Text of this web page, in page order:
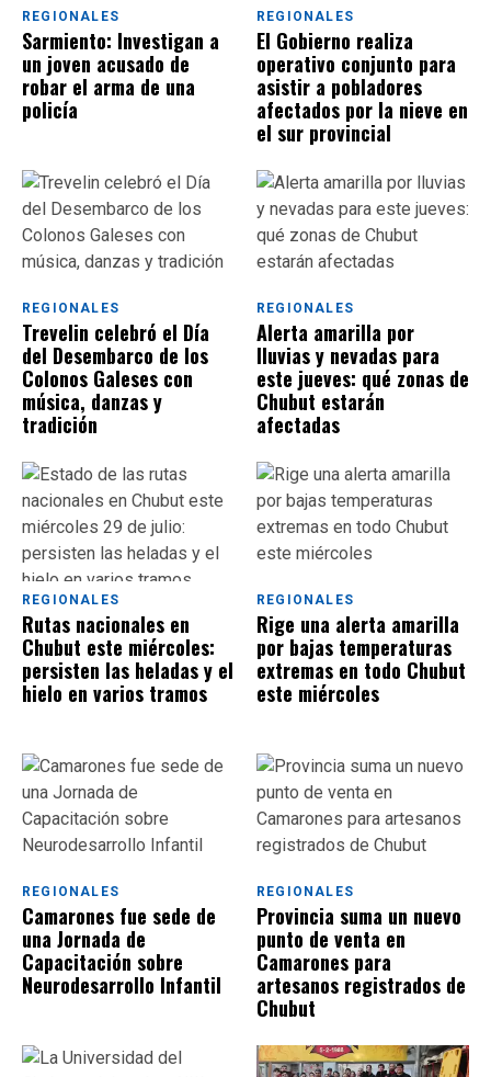
REGIONALES
Sarmiento: Investigan a
un joven acusado de
robar el arma de una
policía
REGIONALES
El Gobierno realiza
operativo conjunto para
asistir a pobladores
afectados por la nieve en
el sur provincial
REGIONALES
Trevelin celebró el Día
del Desembarco de los
Colonos Galeses con
música, danzas y
tradición
REGIONALES
Alerta amarilla por
lluvias y nevadas para
este jueves: qué zonas de
Chubut estarán
afectadas
REGIONALES
Rutas nacionales en
Chubut este miércoles:
persisten las heladas y el
hielo en varios tramos
REGIONALES
Rige una alerta amarilla
por bajas temperaturas
extremas en todo Chubut
este miércoles
REGIONALES
Camarones fue sede de
una Jornada de
Capacitación sobre
Neurodesarrollo Infantil
REGIONALES
Provincia suma un nuevo
punto de venta en
Camarones para
artesanos registrados de
Chubut